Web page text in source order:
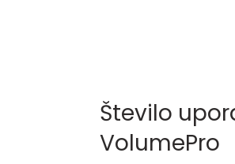
Število
VolumePro